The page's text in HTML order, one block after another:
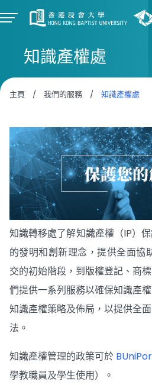
知識產權處
主頁 / 我們的服務 / 知識產權處
知識轉移處了解知識產權（IP）
的發明和創新理念，提供全面協
交的初始階段，到版權登記、商
們提供一系列服務以確保知識產
知識產權策略及佈局，以提供全
法。
知識產權管理的政策可於
學教職員及學生使用）。